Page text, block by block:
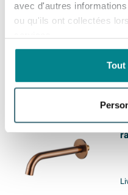
avec d'autres
ou qu'ils ont collectées
Tout